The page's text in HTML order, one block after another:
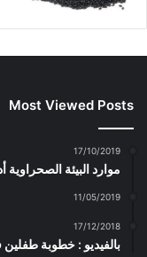
Most Viewed Posts
17/10/2019
موارد البيئة
11/05/2019
17/12/2018
بالفيديو : خطوبة